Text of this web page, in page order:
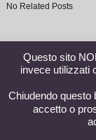
No Related Posts
Questo sito
invece utilizzati
Chiudendo questo
accetto o